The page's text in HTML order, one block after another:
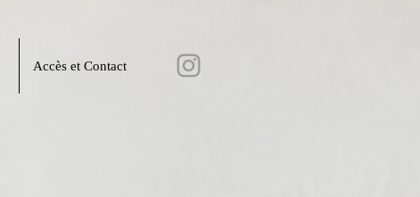
Accès et Contact